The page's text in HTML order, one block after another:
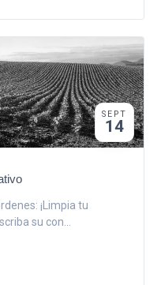
SEPT
14
¡Limpia tu
su con...